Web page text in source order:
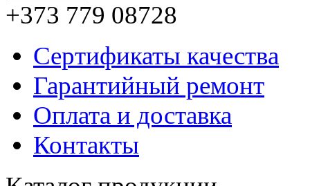
+373 779 08728
Сертификаты качества
Гарантийный ремонт
Оплата и доставка
Контакты